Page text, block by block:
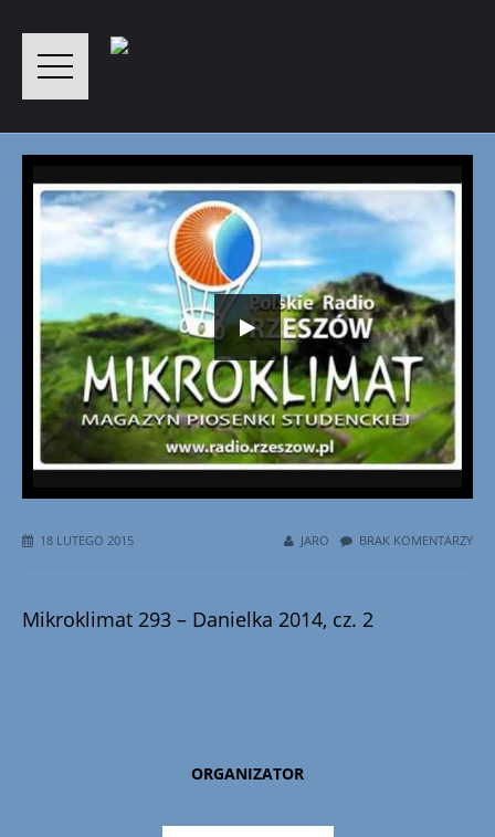
18 LUTEGO 2015 BRAK KOMENTARZY
JARO
Mikroklimat 293 – Danielka 2014, cz. 2
ORGANIZATOR